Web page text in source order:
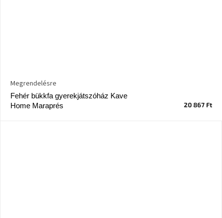
Fehér bükkfa gyerekjátszóház Kave
Home Maraprés
Megrendelésre
20 867 Ft